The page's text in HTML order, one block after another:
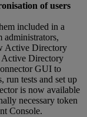
of users
included in a
administrators,
Active Directory
Active Directory
GUI to
run tests and set up
is now available
necessary token
Console.